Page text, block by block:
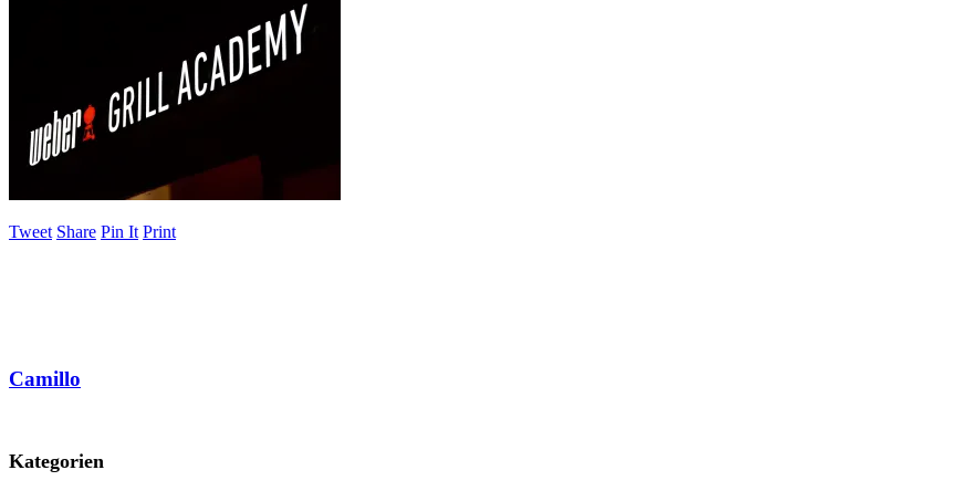
Tweet Share Pin It Print
Camillo
Kategorien